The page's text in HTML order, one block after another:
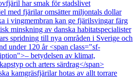
har smak för stadslivet
med fjärilar omsätter miljontals dollar
i vingmembran kan ge fjärilsvingar färg
minskning av danska habitatspecialister
spridning till nya områden i Sverige och
under 120 år <span class="sf-
betydelsen av klimat,
och arters särdrag</span>
kamgräsfjärilar hotas av allt torrare